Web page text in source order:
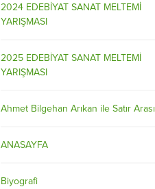
2024 EDEBİYAT SANAT MELTEMİ
YARIŞMASI
2025 EDEBİYAT SANAT MELTEMİ
YARIŞMASI
Ahmet Bilgehan Arıkan ile Satır Arası
ANASAYFA
Biyografi